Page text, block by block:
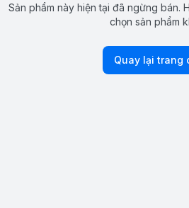
Sản phẩm này hiện tại đã ngừng bán.
chọn sản phẩm
Quay lại trang